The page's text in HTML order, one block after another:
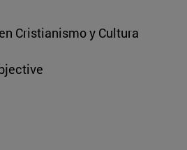
Cristianismo y Cultura